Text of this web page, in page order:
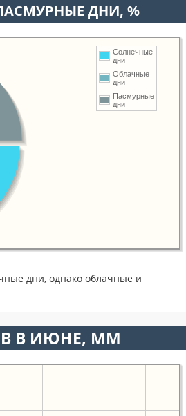
ДНИ, %
Солнечные
дни
Облачные
дни
Пасмурные
дни
дни, однако облачные и
В ИЮНЕ, ММ